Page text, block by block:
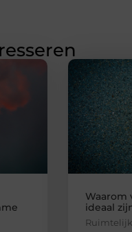
Waarom
ideaal